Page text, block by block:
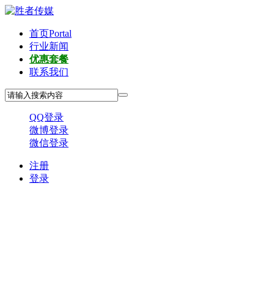
首页Portal
行业新闻
优惠套餐
联系我们
QQ登录
微博登录
微信登录
注册
登录